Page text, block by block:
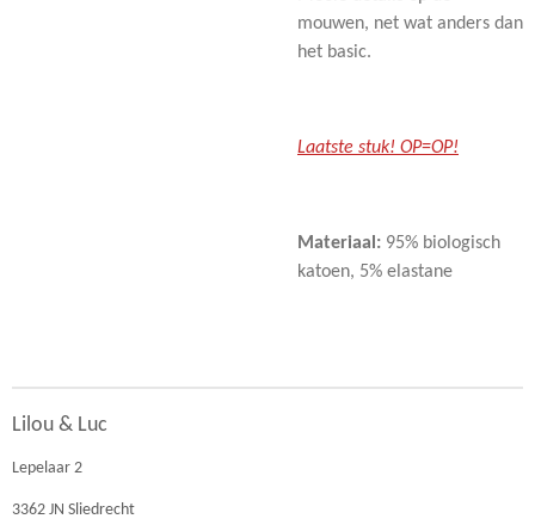
mouwen, net wat anders dan
het basic.
Laatste stuk! OP=OP!
Materiaal: 95% biologisch
katoen, 5% elastane
Lilou & Luc
Lepelaar 2
3362 JN Sliedrecht